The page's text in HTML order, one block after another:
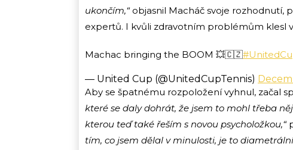
ukončím,“ objasnil Macháč svoje rozhodnutí,
expertů. I kvůli zdravotním problémům klesl
Machac bringing the BOOM 💥🇨🇿
— United Cup (@UnitedCupTennis)
Aby se špatnému rozpoložení vyhnul, začal
které se daly dohrát, že jsem to mohl třeba
kterou teď také řeším s novou psycholožkou,“
tím, co jsem dělal v minulosti, je to